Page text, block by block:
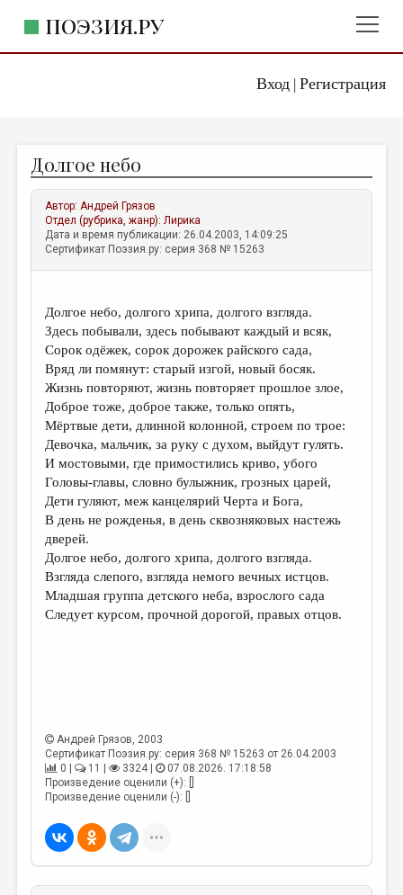
Вход| Регистрация
ПОЭЗИЯ.РУ
ЖАНРЫ
АВТОРЫ
КОММЕНТАРИИ
ЛИТСАЛОН
ПРАВИЛА САЙТА
ОТДЕЛЫ И РУБРИКИ
ИЗБРАННОЕ
ДАЙДЖЕСТ
ПРОИЗВЕДЕНИЯ
ПЕРЕВОДЫ
КОНКУРСЫ
ДЕТСКАЯ КОМНАТА
КНИЖНАЯ ПОЛКА
ОБЗОР ЛИТЕРАТУРЫ
РЕДКОЛЛЕГИЯ
ОТ РЕДАКЦИИ
ЭССЕИСТИКА
Долгое небо
Автор:Андрей Грязов
Отдел (рубрика, жанр):Лирика
Дата и время публикации: 26.04.2003, 14:09:25
Сертификат Поэзия.ру: серия 368 № 15263
Долгое небо, долгого хрипа, долгого взгляда.
Здесь побывали, здесь побывают каждый и всяк,
Сорок одёжек, сорок дорожек райского сада,
Вряд ли помянут: старый изгой, новый босяк.
Жизнь повторяют, жизнь повторяет прошлое злое,
Доброе тоже, доброе также, только опять,
Мёртвые дети, длинной колонной, строем по трое:
Девочка, мальчик, за руку с духом, выйдут гулять.
И мостовыми, где примостились криво, убого
Головы-главы, словно булыжник, грозных царей,
Дети гуляют, меж канцелярий Черта и Бога,
В день не рожденья, в день сквозняковых настежь
дверей.
Долгое небо, долгого хрипа, долгого взгляда.
Взгляда слепого, взгляда немого вечных истцов.
Младшая группа детского неба, взрослого сада
Следует курсом, прочной дорогой, правых отцов.
Андрей Грязов, 2003
Сертификат Поэзия.ру: серия 368 № 15263 от 26.04.2003
0 |
11 | 3324 |
07.08.2026. 17:18:58
Произведение оценили (+): []
Произведение оценили (-): []